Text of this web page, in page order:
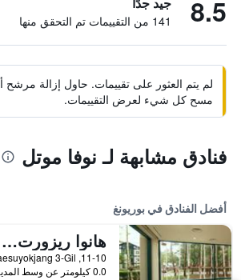
8.5 141 من التقييمات تم التحقق منها
لم يتم العثور على تقييمات. حاول إزالة مرشح
مسح كل شيء لعرض التقييمات.
فنادق مشابهة لـ نوفا موتل
أفضل الفنادق في بوريونغ
هانوا ريزورت دايتشيون باروس
0.0 كيلومتر عن وسط المدينة